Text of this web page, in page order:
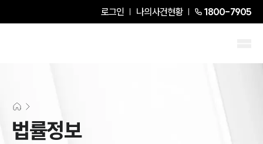
로그인 나의사건현황 1800-7905
법률정보